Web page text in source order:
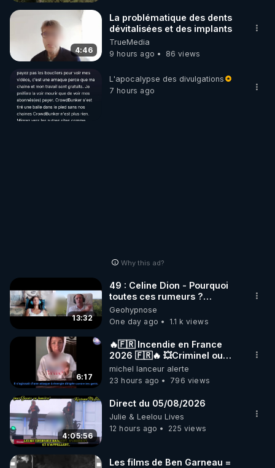
4:46
La problématique des dents
dévitalisées et des implants
TrueMedia
9 hours ago
86 views
L'apocalypse des divulgations
7 hours ago
Why this ad?
13:32
49 : Celine Dion - Pourquoi
toutes ces rumeurs ?
Enquête sous hypnose
Geohypnose
One day ago
1.1 k views
6:17
🔥🇫🇷 Incendie en France
2026 🇫🇷🔥 💥Criminel ou
coincidence naturelle?💥
@NostraDamoucho
michel lanceur alerte
23 hours ago
796 views
4:05:56
Direct du 05/08/2026
Julie & Leelou Lives
12 hours ago
225 views
Les films de Ben Garneau =